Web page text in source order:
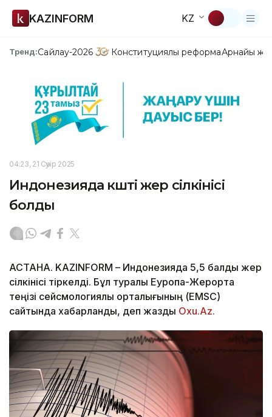
KAZINFORM KZ
Тренд:Сайлау-2026 Конституциялық реформаАрнайы
04:23, 21 Сәуір 2025
Индонезияда күшті жер сілкінісі
болды
АСТАНА. KAZINFORM – Индонезияда 5,5 балдық жер
сілкінісі тіркелді. Бұл туралы Еуропа-Жерорта
теңізі сейсмологиялық орталығының (EMSC)
сайтында хабарланды, деп жазды Oxu.Az.